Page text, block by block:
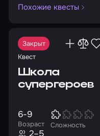
Похожие квесты
Закрыт
Квест
Школа
супергероев
Возраст
6-9
Сложность
2–5